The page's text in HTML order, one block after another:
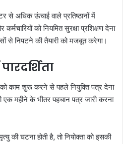
से अधिक ऊंचाई वाले प्रतिष्ठानों में
को नियमित सुरक्षा प्रशिक्षण देना
से निपटने की तैयारी को मजबूत करेगा।
को काम शुरू करने से पहले नियुक्ति पत्र देना
एक महीने के भीतर पहचान पत्र जारी करना
की घटना होती है, तो नियोक्ता को इसकी